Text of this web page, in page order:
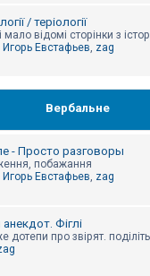
/ теріології
відомі сторінки з
Игорь Евстафьев, zag
Вербальне
- Просто разговоры
побажання
Игорь Евстафьев, zag
Фіглі
дотепи про звірят.